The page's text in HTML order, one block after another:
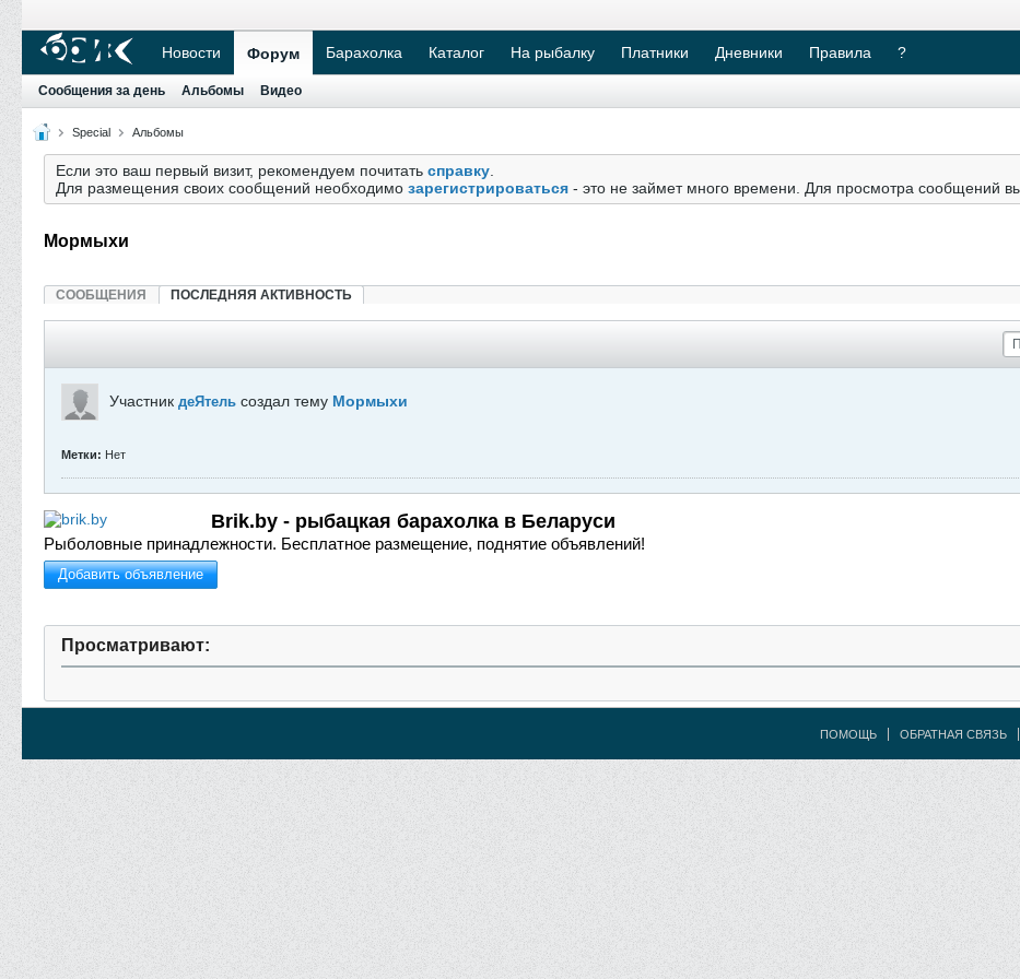
Новости Форум Барахолка Каталог На рыбалку Платники Дневники Правила ?
Сообщения за день Альбомы Видео
Special Альбомы
Если это ваш первый визит, рекомендуем почитать справку
Для размещения своих сообщений необходимо зарегистрироваться - это не займет много времени. Для просмотра сообщений
Мормыхи
СООБЩЕНИЯ ПОСЛЕДНЯЯ АКТИВНОСТЬ
Участник деЯтель создал тему Мормыхи
Метки: Нет
Brik.by - рыбацкая барахолка в Беларуси
Рыболовные принадлежности. Бесплатное размещение, поднятие объявлений!
Добавить объявление
Просматривают:
ПОМОЩЬ ОБРАТНАЯ СВЯЗЬ